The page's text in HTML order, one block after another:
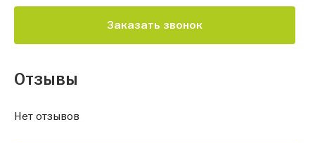
Заказать звонок
Отзывы
Нет отзывов